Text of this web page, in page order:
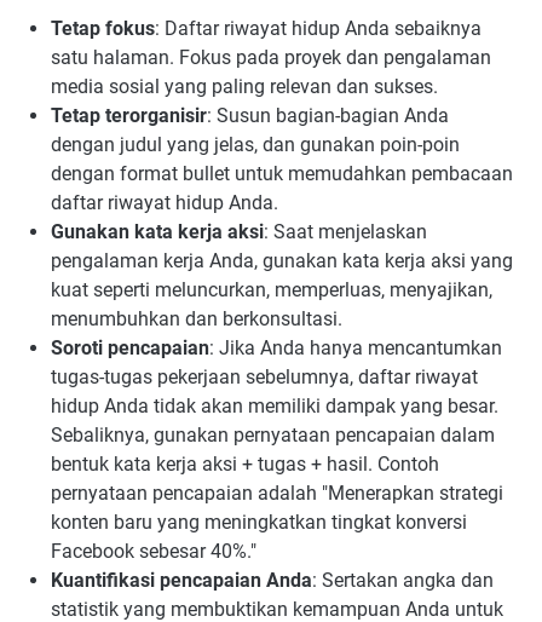
Tetap fokus: Daftar riwayat hidup Anda sebaiknya
satu halaman. Fokus pada proyek dan pengalaman
media sosial yang paling relevan dan sukses.
Tetap terorganisir: Susun bagian-bagian Anda
dengan judul yang jelas, dan gunakan poin-poin
dengan format bullet untuk memudahkan pembacaan
daftar riwayat hidup Anda.
Gunakan kata kerja aksi: Saat menjelaskan
pengalaman kerja Anda, gunakan kata kerja aksi yang
kuat seperti meluncurkan, memperluas, menyajikan,
menumbuhkan dan berkonsultasi.
Soroti pencapaian: Jika Anda hanya mencantumkan
tugas-tugas pekerjaan sebelumnya, daftar riwayat
hidup Anda tidak akan memiliki dampak yang besar.
Sebaliknya, gunakan pernyataan pencapaian dalam
bentuk kata kerja aksi + tugas + hasil. Contoh
pernyataan pencapaian adalah "Menerapkan strategi
konten baru yang meningkatkan tingkat konversi
Facebook sebesar 40%."
Kuantifikasi pencapaian Anda: Sertakan angka dan
statistik yang membuktikan kemampuan Anda untuk